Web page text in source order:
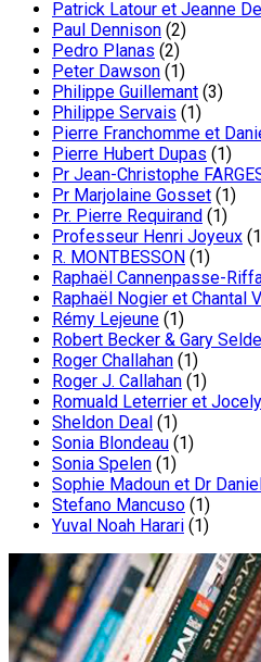
Patrick Latour et Jeanne
Paul Dennison (2)
Pedro Planas (2)
Peter Dawson (1)
Philippe Guillemant (3)
Philippe Servais (1)
Pierre Franchomme et
Pierre Hubert Dupas (1)
Pr Jean-Christophe
Pr Marjolaine Gosset (1)
Pr. Pierre Requirand (1)
Professeur Henri Joyeux
R. MONTBESSON (1)
Raphaël Cannenpasse-
Raphaël Nogier et Chantal
Rémy Lejeune (1)
Robert Becker & Gary
Roger Challahan (1)
Roger J. Callahan (1)
Romuald Leterrier et
Sheldon Deal (1)
Sonia Blondeau (1)
Sonia Spelen (1)
Sophie Madoun et Dr
Stefano Mancuso (1)
Yuval Noah Harari (1)